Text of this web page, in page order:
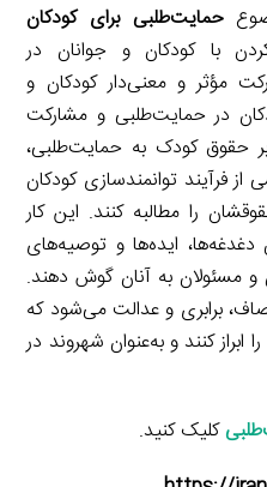
حمایت‌طلبی برای کودکان
با کودکان و جوانان در
مؤثر و معنی‌دار کودکان و
در حمایت‌طلبی و مشارکت
حقوق کودک به حمایت‌طلبی،
فرآیند توانمندسازی کودکان
را مطالبه کنند. این کار
ایده‌ها و توصیه‌های
و مسئولان به آنان گوش دهند.
برابری و عدالت می‌شود که
کنند و به‌عنوان شهروند در
کلیک کنید.